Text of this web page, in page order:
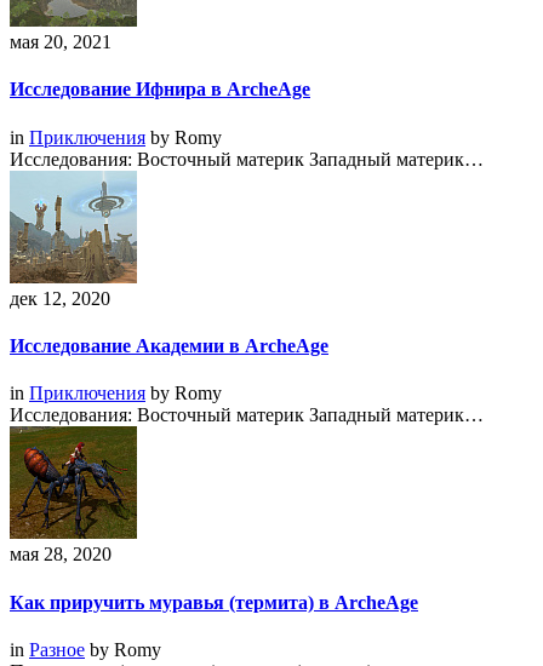
мая 20, 2021
Исследование Ифнира в ArcheAge
in Приключения by Romy
Исследования: Восточный материк Западный материк…
дек 12, 2020
Исследование Академии в ArcheAge
in Приключения by Romy
Исследования: Восточный материк Западный материк…
мая 28, 2020
Как приручить муравья (термита) в ArcheAge
in Разное by Romy